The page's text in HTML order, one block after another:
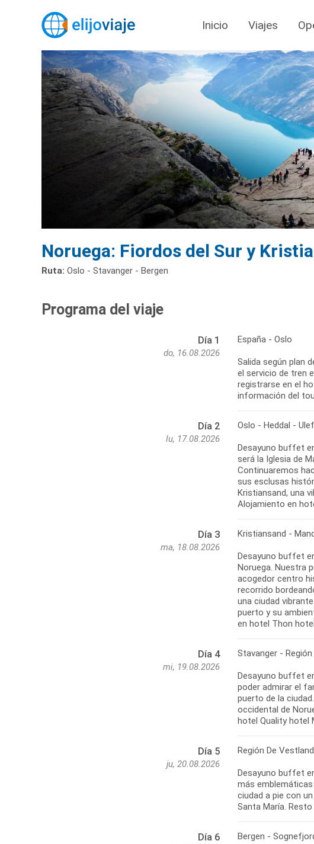
Inicio Viajes
Noruega: Fiordos del Sur y
Ruta: Oslo - Stavanger - Bergen
Programa del viaje
Día 1
do, 16.08.2026
España - Oslo
Salida según plan
el servicio de tren
registrarse en el
información del
Día 2
lu, 17.08.2026
Oslo - Heddal -
Desayuno buffet
será la Iglesia de
Continuaremos
sus esclusas
Kristiansand, una
Alojamiento en
Día 3
ma, 18.08.2026
Kristiansand -
Desayuno buffet
Noruega. Nuestra
acogedor centro
recorrido
una ciudad
puerto y su
en hotel Thon
Día 4
mi, 19.08.2026
Stavanger -
Desayuno buffet
poder admirar el
puerto de la
occidental de
hotel Quality hotel
Día 5
ju, 20.08.2026
Región De
Desayuno buffet
más
ciudad a pie con
Santa María.
Día 6 Bergen -